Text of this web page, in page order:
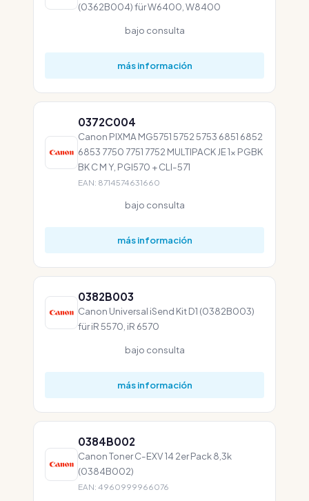
(0362B004) für W6400, W8400
bajo consulta
más información
0372C004
Canon PIXMA MG5751 5752 5753 6851 6852
6853 7750 7751 7752 MULTIPACK JE 1x PGBK
BK C M Y, PGI570 + CLI-571
EAN: 8714574631660
bajo consulta
más información
0382B003
Canon Universal iSend Kit D1 (0382B003)
für iR 5570, iR 6570
bajo consulta
más información
0384B002
Canon Toner C-EXV 14 2er Pack 8,3k
(0384B002)
EAN: 4960999966076